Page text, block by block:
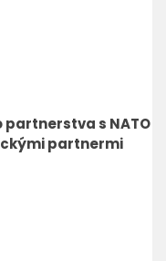
partnerstva s NATO
partnermi